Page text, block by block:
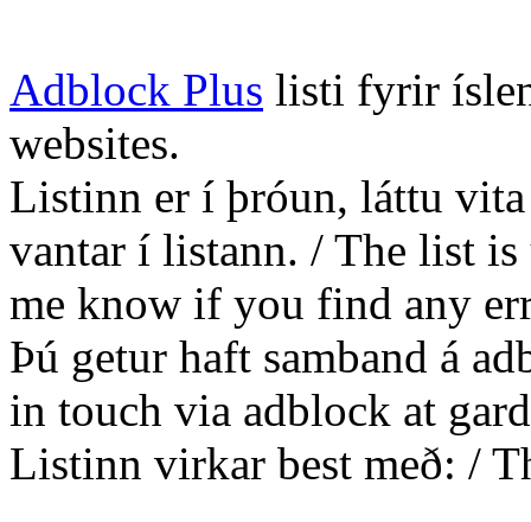
Adblock Plus listi fyrir
websites.
Listinn er í þróun, láttu
vantar í listann. / The list is
me know if you find any
Þú getur haft samband á
in touch via adblock at
Listinn virkar best með: /